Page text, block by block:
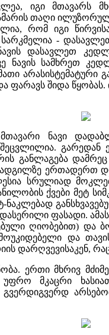
იგი მთავარს
თაღი
რომ იგი
-
დასავლეთ
ნავის სამხრეთ
არასისტემატური
შიდა
ნავი
გარედან
განლაგება
ერთადერთ
სრულიად
ქვები მეტ
ნაკლებად
ფასადი.
ღიობებით) და
და
დარღვევისაკენ,
ერთი მხრივ
მკაცრი